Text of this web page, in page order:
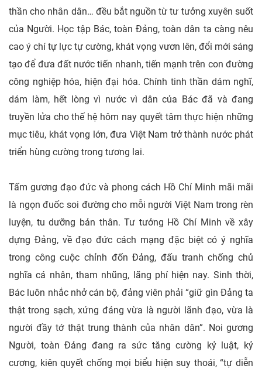
thần cho nhân dân… đều bắt nguồn từ tư tưởng xuyên suốt
của Người. Học tập Bác, toàn Đảng, toàn dân ta càng nêu
cao ý chí tự lực tự cường, khát vọng vươn lên, đổi mới sáng
tạo để đưa đất nước tiến nhanh, tiến mạnh trên con đường
công nghiệp hóa, hiện đại hóa. Chính tinh thần dám nghĩ,
dám làm, hết lòng vì nước vì dân của Bác đã và đang
truyền lửa cho thế hệ hôm nay quyết tâm thực hiện những
mục tiêu, khát vọng lớn, đưa Việt Nam trở thành nước phát
triển hùng cường trong tương lai.
Tấm gương đạo đức và phong cách Hồ Chí Minh mãi mãi
là ngọn đuốc soi đường cho mỗi người Việt Nam trong rèn
luyện, tu dưỡng bản thân. Tư tưởng Hồ Chí Minh về xây
dựng Đảng, về đạo đức cách mạng đặc biệt có ý nghĩa
trong công cuộc chỉnh đốn Đảng, đấu tranh chống chủ
nghĩa cá nhân, tham nhũng, lãng phí hiện nay. Sinh thời,
Bác luôn nhắc nhở cán bộ, đảng viên phải “giữ gìn Đảng ta
thật trong sạch, xứng đáng vừa là người lãnh đạo, vừa là
người đầy tớ thật trung thành của nhân dân”. Noi gương
Người, toàn Đảng đang ra sức tăng cường kỷ luật, kỷ
cương, kiên quyết chống mọi biểu hiện suy thoái, “tự diễn